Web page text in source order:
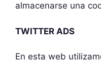
almacenarse una
TWITTER ADS
En esta web